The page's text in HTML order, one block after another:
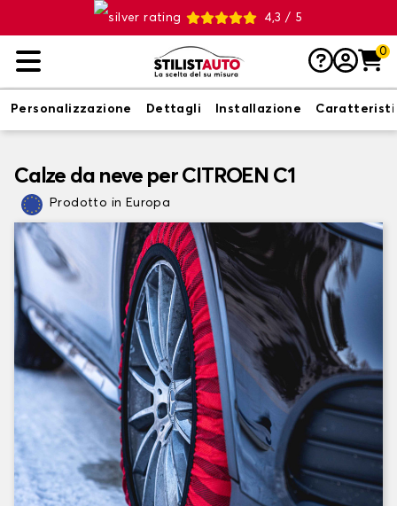
4,3 / 5
0
Personalizzazione Dettagli Installazione
Calze da neve per CITROEN C1
Prodotto in Europa